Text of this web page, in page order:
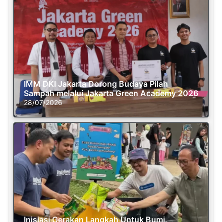
IMM DKI Jakarta Dorong Budaya Pilah
Sampah melalui Jakarta Green Academy 2026
28/07/2026
Inisiasi Gerakan Langkah Untuk Bumi,